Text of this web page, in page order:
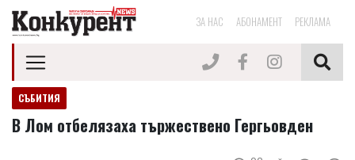
ЗА НАС АБОНАМЕНТ РЕКЛАМА
СЪБИТИЯ
В Лом отбелязаха тържествено Гергьовден